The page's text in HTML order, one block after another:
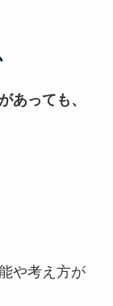
あっても、
や考え方が